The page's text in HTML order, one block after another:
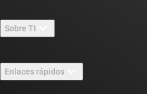
Sobre TI
Carreras laborales
Enlaces rápidos